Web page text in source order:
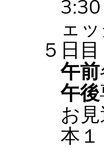
ェ
５日目
午前
午後
お
本